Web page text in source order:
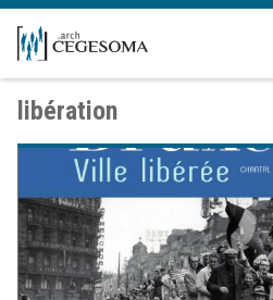
Aller au contenu principal
libération